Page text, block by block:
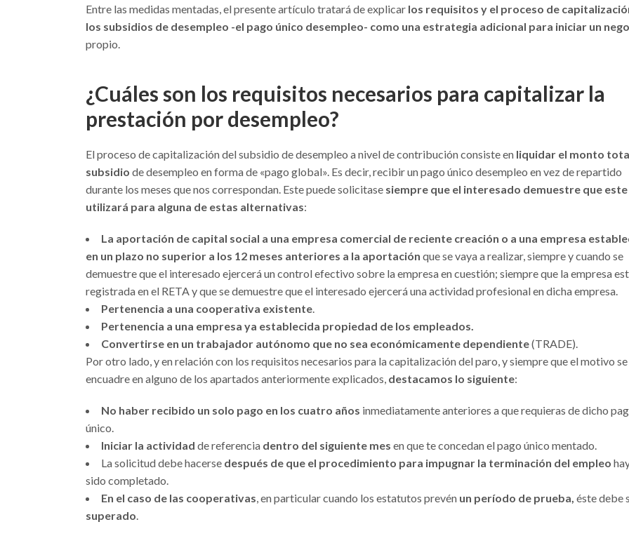
Entre las medidas mentadas, el presente artículo tratará de explicar los requisitos y el proceso de
los subsidios de desempleo -el pago único desempleo- como una estrategia adicional para iniciar un
propio.
¿Cuáles son los requisitos necesarios para capitalizar la
prestación por desempleo?
El proceso de capitalización del subsidio de desempleo a nivel de contribución consiste en liquidar el monto
subsidio de desempleo en forma de «pago global». Es decir, recibir un pago único desempleo en vez de repartido
durante los meses que nos correspondan. Este puede solicitase siempre que el interesado demuestre que este
utilizará para alguna de estas alternativas:
La aportación de capital social a una empresa comercial de reciente creación o a una empresa
en un plazo no superior a los 12 meses anteriores a la aportación que se vaya a realizar, siempre y cuando se
demuestre que el interesado ejercerá un control efectivo sobre la empresa en cuestión; siempre que la empresa
registrada en el RETA y que se demuestre que el interesado ejercerá una actividad profesional en dicha empresa.
Pertenencia a una cooperativa existente.
Pertenencia a una empresa ya establecida propiedad de los empleados.
Convertirse en un trabajador autónomo que no sea económicamente dependiente(TRADE).
Por otro lado, y en relación con los requisitos necesarios para la capitalización del paro, y siempre que el motivo se
encuadre en alguno de los apartados anteriormente explicados, destacamos lo siguiente:
No haber recibido un solo pago en los cuatro años inmediatamente anteriores a que requieras de dicho
único.
Iniciar la actividad de referencia dentro del siguiente mes en que te concedan el pago único mentado.
La solicitud debe hacerse después de que el procedimiento para impugnar la terminación del empleo
sido completado.
En el caso de las cooperativas, en particular cuando los estatutos prevén un período de prueba, éste debe
superado.